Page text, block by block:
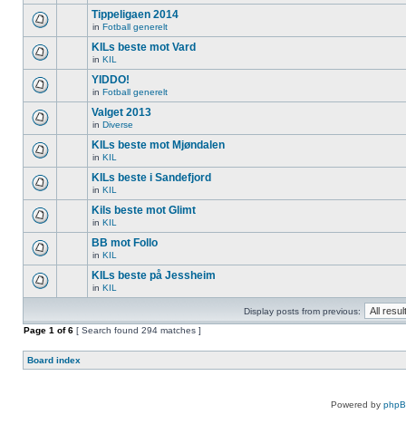
Tippeligaen 2014
in Fotball generelt
KILs beste mot Vard
in KIL
YIDDO!
in Fotball generelt
Valget 2013
in Diverse
KILs beste mot Mjøndalen
in KIL
KILs beste i Sandefjord
in KIL
Kils beste mot Glimt
in KIL
BB mot Follo
in KIL
KILs beste på Jessheim
in KIL
Display posts from previous:
Page 1 of6 [ Search found 294 matches ]
Board index
Powered by